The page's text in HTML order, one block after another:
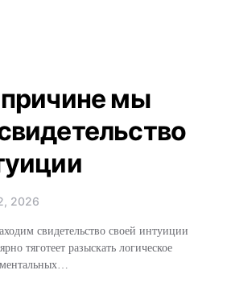
мы
2026
свидетельство своей интуиции
тяготеет разыскать логическое